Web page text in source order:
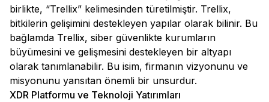
birlikte, “Trellix” kelimesinden türetilmiştir. Trellix,
bitkilerin gelişimini destekleyen yapılar olarak bilinir. Bu
bağlamda Trellix, siber güvenlikte kurumların
büyümesini ve gelişmesini destekleyen bir altyapı
olarak tanımlanabilir. Bu isim, firmanın vizyonunu ve
misyonunu yansıtan önemli bir unsurdur.
XDR Platformu ve Teknoloji Yatırımları